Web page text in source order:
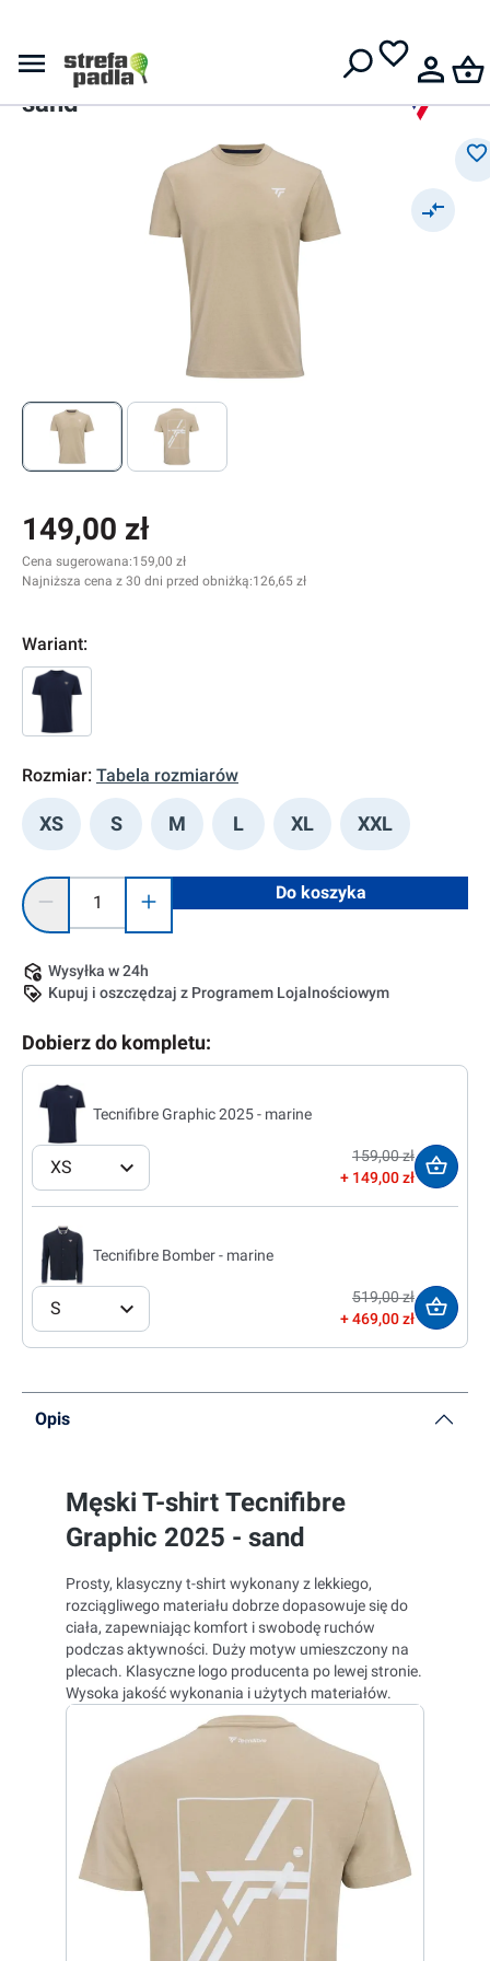
Tecnifibre Graphic 2025 -
sand
149,00 zł
Cena sugerowana:159,00 zł
Najniższa cena z 30 dni przed obniżką:126,65 zł
Wariant:
Rozmiar: Tabela rozmiarów
XS S M L XL XXL
Ilość produktu: Wprowadź żądaną ilość lub użyj
Do koszyka
Wysyłka w 24h
Kupuj i oszczędzaj z Programem Lojalnościowym
Dobierz do kompletu:
Tecnifibre Graphic 2025 - marine
XS
159,00 zł
149,00 zł
Tecnifibre Bomber - marine
S
519,00 zł
469,00 zł
Opis
Męski T-shirt Tecnifibre
Graphic 2025 - sand
Prosty, klasyczny t-shirt wykonany z lekkiego,
rozciągliwego materiału dobrze dopasowuje się do
ciała, zapewniając komfort i swobodę ruchów
podczas aktywności. Duży motyw umieszczony na
plecach. Klasyczne logo producenta po lewej stronie.
Wysoka jakość wykonania i użytych materiałów.